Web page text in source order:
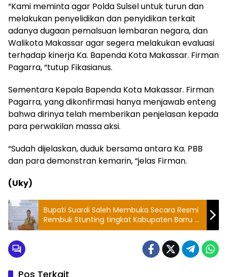
“Kami meminta agar Polda Sulsel untuk turun dan
melakukan penyelidikan dan penyidikan terkait
adanya dugaan pemalsuan lembaran negara, dan
Walikota Makassar agar segera melakukan evaluasi
terhadap kinerja Ka. Bapenda Kota Makassar. Firman
Pagarra, “tutup Fikasianus.
Sementara Kepala Bapenda Kota Makassar. Firman
Pagarra, yang dikonfirmasi hanya menjawab enteng
bahwa dirinya telah memberikan penjelasan kepada
para perwakilan massa aksi.
“Sudah dijelaskan, duduk bersama antara Ka. PBB
dan para demonstran kemarin, “jelas Firman.
(Uky)
Bupati Suardi Saleh Membuka Secara Resmi
Rembuk Stunting tingkat Kabupaten Barru di
Hotel Youtefa
Pos Terkait